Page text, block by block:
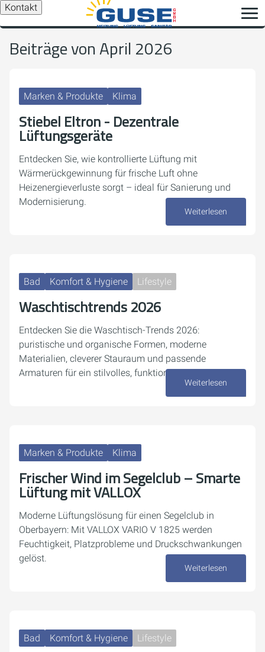
Kontakt
Beiträge von April 2026
Marken & Produkte Klima
Stiebel Eltron - Dezentrale
Lüftungsgeräte
Entdecken Sie, wie kontrollierte Lüftung mit
Wärmerückgewinnung für frische Luft ohne
Heizenergieverluste sorgt – ideal für Sanierung und
Modernisierung.
Weiterlesen
Bad Komfort & Hygiene Lifestyle
Waschtischtrends 2026
Entdecken Sie die Waschtisch-Trends 2026:
puristische und organische Formen, moderne
Materialien, cleverer Stauraum und passende
Armaturen für ein stilvolles, funktionales Bad.
Weiterlesen
Marken & Produkte Klima
Frischer Wind im Segelclub – Smarte
Lüftung mit VALLOX
Moderne Lüftungslösung für einen Segelclub in
Oberbayern: Mit VALLOX VARIO V 1825 werden
Feuchtigkeit, Platzprobleme und Druckschwankungen
gelöst.
Weiterlesen
Bad Komfort & Hygiene Lifestyle